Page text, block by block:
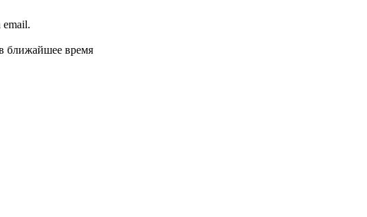
ближайшее время